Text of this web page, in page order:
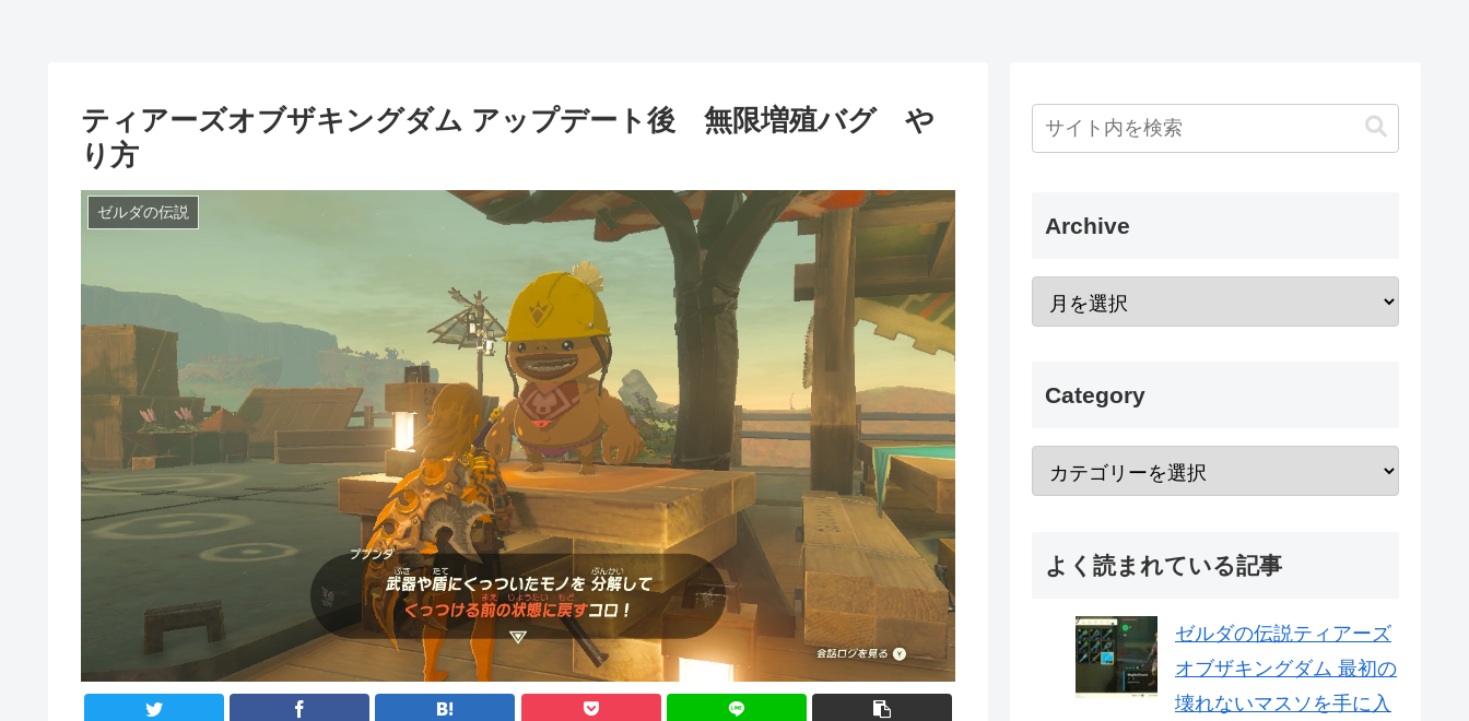
ティアーズオブザキングダム アップデート後 無限増殖バグ や
り方
ゼルダの伝説
Archive
Category
よく読まれている記事
ゼルダの伝説ティアーズ
オブザキングダム 最初の
壊れないマスソを手に入